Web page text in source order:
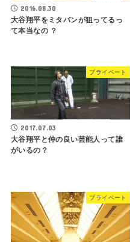
2016.08.30
大谷翔平をミタパンが狙ってるっ
て本当なの ？
プライベート
2017.07.03
大谷翔平と仲の良い芸能人って誰
がいるの？
プライベート